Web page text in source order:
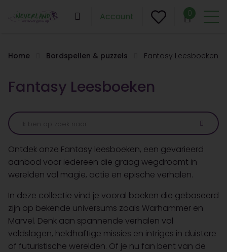
Account 0
Home Bordspellen & puzzels Fantasy Leesboeken
Fantasy Leesboeken
Ontdek onze Fantasy leesboeken, een gevarieerd
aanbod voor iedereen die graag wegdroomt in
werelden vol magie, actie en epische verhalen.
In deze collectie vind je vooral boeken die gebaseerd
zijn op bekende universums zoals Warhammer en
Marvel. Denk aan spannende verhalen vol
veldslagen, heldhaftige missies en intriges in duistere
of futuristische werelden. Of je nu fan bent van de